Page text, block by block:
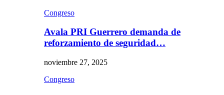
Congreso
Avala PRI Guerrero demanda de
reforzamiento de seguridad…
noviembre 27, 2025
Congreso